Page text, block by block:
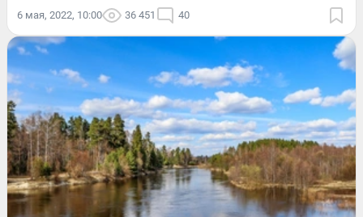
6 мая, 2022, 10:00 36 451 40